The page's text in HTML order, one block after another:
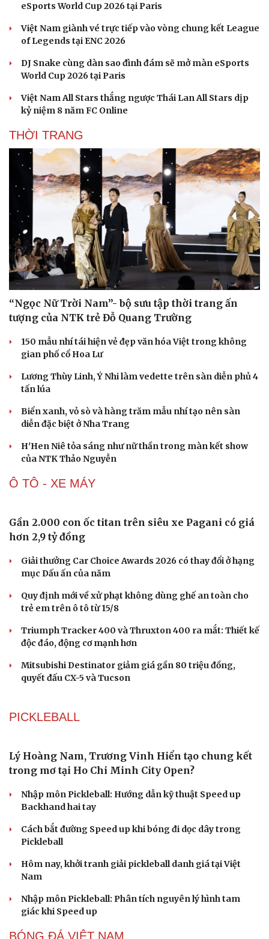
Du lịch
Tư vấn
Săn Tour
check-in
Podcast
Câu chuyện thời sự
Đọc truyện đêm khuya
Cửa sổ tình yêu
Kể chuyện cho bé
Hạt giống tâm hồn
Cải chính
eSports World Cup 2026 tại Paris
Việt Nam giành vé trực tiếp vào vòng chung kết League
of Legends tại ENC 2026
DJ Snake cùng dàn sao đình đám sẽ mở màn eSports
World Cup 2026 tại Paris
Việt Nam All Stars thắng ngược Thái Lan All Stars dịp
kỷ niệm 8 năm FC Online
THỜI TRANG
“Ngọc Nữ Trời Nam”- bộ sưu tập thời trang ấn
tượng của NTK trẻ Đỗ Quang Trường
150 mẫu nhí tái hiện vẻ đẹp văn hóa Việt trong không
gian phố cổ Hoa Lư
Lương Thùy Linh, Ý Nhi làm vedette trên sàn diễn phủ 4
tấn lúa
Biển xanh, vỏ sò và hàng trăm mẫu nhí tạo nên sàn
diễn đặc biệt ở Nha Trang
H'Hen Niê tỏa sáng như nữ thần trong màn kết show
của NTK Thảo Nguyễn
Ô TÔ - XE MÁY
Gần 2.000 con ốc titan trên siêu xe Pagani có giá
hơn 2,9 tỷ đồng
Giải thưởng Car Choice Awards 2026 có thay đổi ở hạng
mục Dấu ấn của năm
Quy định mới về xử phạt không dùng ghế an toàn cho
trẻ em trên ô tô từ 15/8
Triumph Tracker 400 và Thruxton 400 ra mắt: Thiết kế
độc đáo, động cơ mạnh hơn
Mitsubishi Destinator giảm giá gần 80 triệu đồng,
quyết đấu CX-5 và Tucson
PICKLEBALL
Lý Hoàng Nam, Trương Vinh Hiển tạo chung kết
trong mơ tại Ho Chi Minh City Open?
Nhập môn Pickleball: Hướng dẫn kỹ thuật Speed up
Backhand hai tay
Cách bắt đường Speed up khi bóng đi dọc dây trong
Pickleball
Hôm nay, khởi tranh giải pickleball danh giá tại Việt
Nam
Nhập môn Pickleball: Phân tích nguyên lý hình tam
giác khi Speed up
BÓNG ĐÁ VIỆT NAM